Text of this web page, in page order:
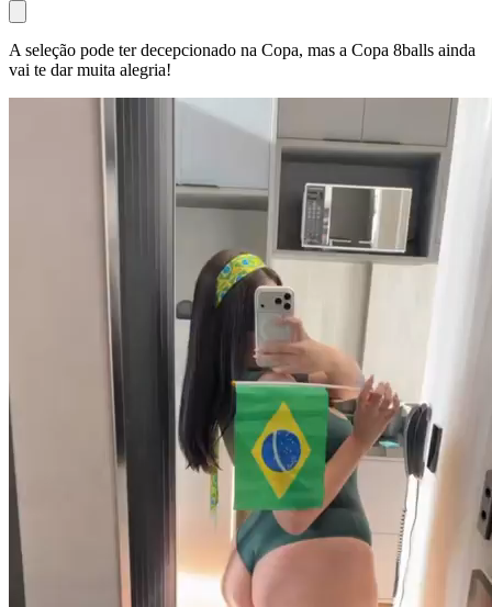
A seleção pode ter decepcionado na Copa, mas a Copa 8balls ainda
vai te dar muita alegria!